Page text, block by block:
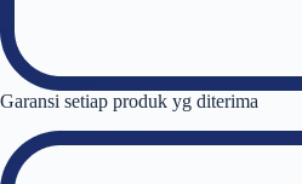
Garansi setiap produk yg diterima